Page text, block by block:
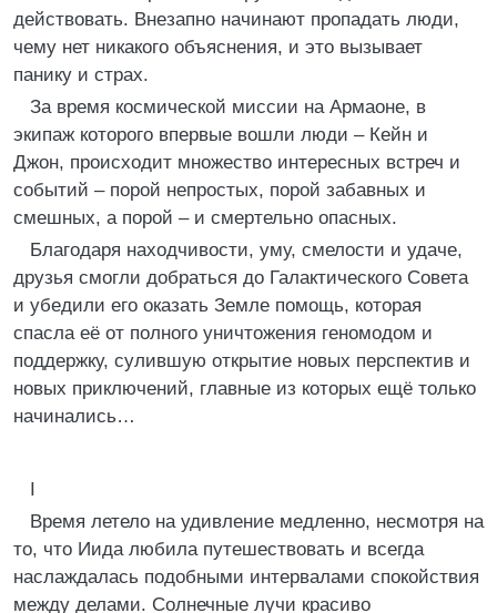
действовать. Внезапно начинают пропадать люди,
чему нет никакого объяснения, и это вызывает
панику и страх.
За время космической миссии на Армаоне, в
экипаж которого впервые вошли люди – Кейн и
Джон, происходит множество интересных встреч и
событий – порой непростых, порой забавных и
смешных, а порой – и смертельно опасных.
Благодаря находчивости, уму, смелости и удаче,
друзья смогли добраться до Галактического Совета
и убедили его оказать Земле помощь, которая
спасла её от полного уничтожения геномодом и
поддержку, сулившую открытие новых перспектив и
новых приключений, главные из которых ещё только
начинались…
I
Время летело на удивление медленно, несмотря на
то, что Иида любила путешествовать и всегда
наслаждалась подобными интервалами спокойствия
между делами. Солнечные лучи красиво